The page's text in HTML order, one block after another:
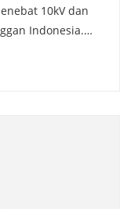
10kV dan
Indonesia.
kuasa yang